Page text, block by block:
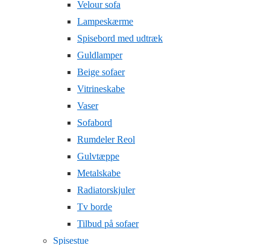
Velour sofa
Lampeskærme
Spisebord med udtræk
Guldlamper
Beige sofaer
Vitrineskabe
Vaser
Sofabord
Rumdeler Reol
Gulvtæppe
Metalskabe
Radiatorskjuler
Tv borde
Tilbud på sofaer
Spisestue